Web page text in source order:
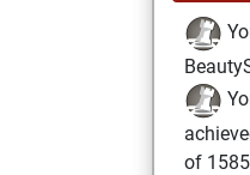
of 1585